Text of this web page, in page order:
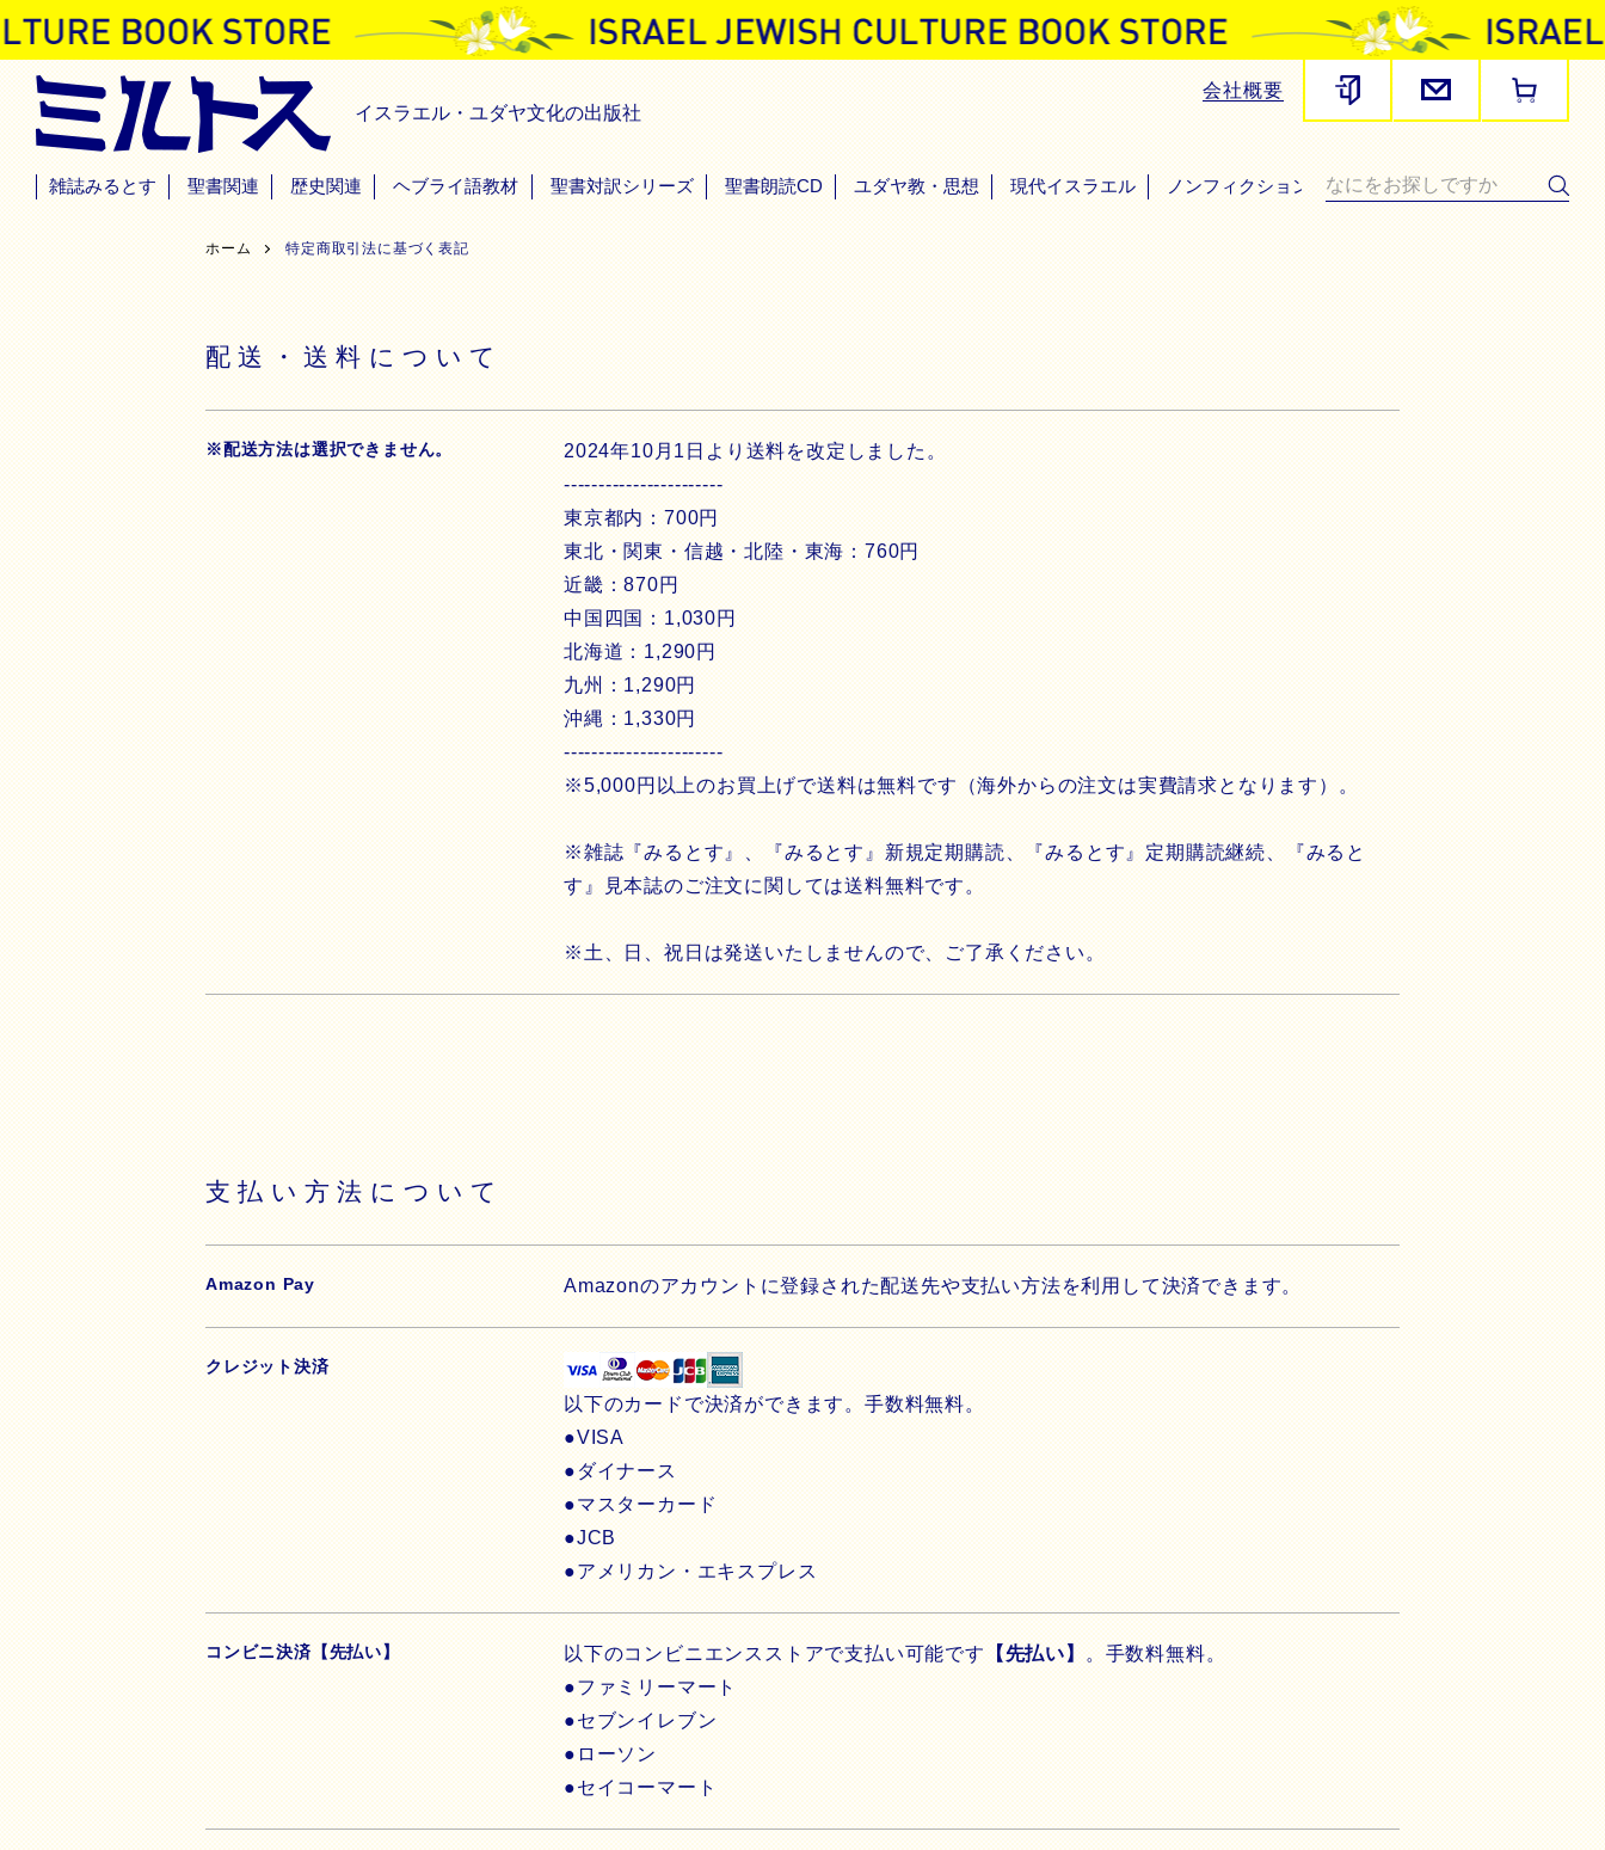
イスラエル・ユダヤ文化の出版社
会社概要
雑誌みるとす 聖書関連 歴史関連 ヘブライ語教材 聖書対訳シリーズ 聖書朗読CD ユダヤ教・思想 現代イスラエル ノンフィクション・その他
ホーム 特定商取引法に基づく表記
配送・送料について
※配送方法は選択できません。
2024年10月1日より送料を改定しました。
-----------------------
東京都内：700円
東北・関東・信越・北陸・東海：760円
近畿：870円
中国四国：1,030円
北海道：1,290円
九州：1,290円
沖縄：1,330円
-----------------------
※5,000円以上のお買上げで送料は無料です（海外からの注文は実費請求となります）。
※雑誌『みるとす』、『みるとす』新規定期購読、『みるとす』定期購読継続、『みると
す』見本誌のご注文に関しては送料無料です。
※土、日、祝日は発送いたしませんので、ご了承ください。
支払い方法について
Amazon Pay Amazonのアカウントに登録された配送先や支払い方法を利用して決済できます。
クレジット決済
以下のカードで決済ができます。手数料無料。
●VISA
●ダイナース
●マスターカード
●JCB
●アメリカン・エキスプレス
コンビニ決済【先払い】 以下のコンビニエンスストアで支払い可能です【先払い】。手数料無料。
●ファミリーマート
●セブンイレブン
●ローソン
●セイコーマート